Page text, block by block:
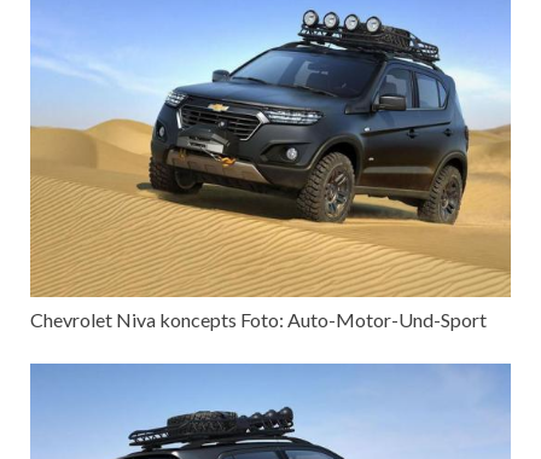
Chevrolet Niva koncepts Foto: Auto-Motor-Und-Sport